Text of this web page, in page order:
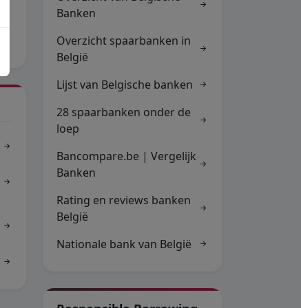
Banken
Overzicht spaarbanken in
België
Lijst van Belgische banken
28 spaarbanken onder de
loep
Bancompare.be | Vergelijk
Banken
Rating en reviews banken
België
Nationale bank van België